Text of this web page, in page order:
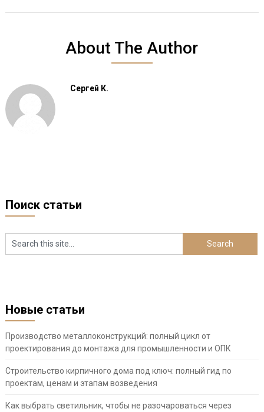
About The Author
Сергей К.
Поиск статьи
Новые статьи
Производство металлоконструкций: полный цикл от
проектирования до монтажа для промышленности и ОПК
Строительство кирпичного дома под ключ: полный гид по
проектам, ценам и этапам возведения
Как выбрать светильник, чтобы не разочароваться через